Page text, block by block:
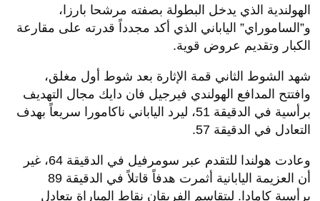
الهولندية الذي يدخل البطولة بصفته مرشحا بارزا،
و”الساموراي” الياباني الذي أكد مجدداً قدرته على مقارعة
الكبار وتقديم عروض قوية.
شهد الشوط الثاني قمة الإثارة بعد شوط أول مغلق،
وافتتح المدافع الهولندي فيرجيل فان دايك مجال التهديف
برأسية في الدقيقة 51، ليرد الياباني ناكامورا سريعاً بهدف
التعادل في الدقيقة 57.
وعادت هولندا للتقدم عبر سومرفيل في الدقيقة 64، غير
أن العزيمة اليابانية أثمرت هدفاً قاتلاً في الدقيقة 89
برأسية كامادا. ليتقاسم الفريقان نقاط المباراة بتعادل